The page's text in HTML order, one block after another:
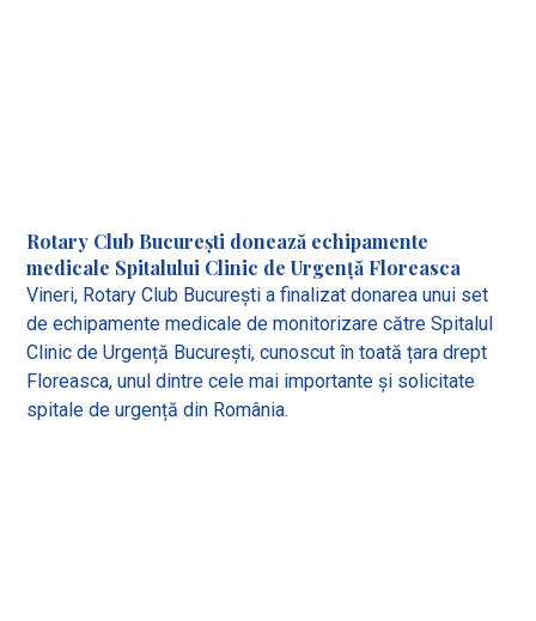
Rotary Club București donează echipamente
medicale Spitalului Clinic de Urgență Floreasca
Vineri, Rotary Club București a finalizat donarea unui set
de echipamente medicale de monitorizare către Spitalul
Clinic de Urgență București, cunoscut în toată țara drept
Floreasca, unul dintre cele mai importante și solicitate
spitale de urgență din România.